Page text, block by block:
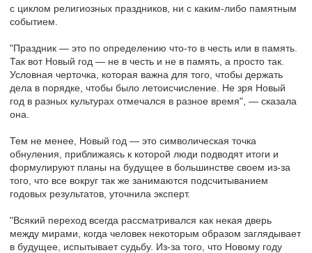
с циклом религиозных праздников, ни с каким-либо памятным
событием.
"Праздник — это по определению что-то в честь или в память.
Так вот Новый год — не в честь и не в память, а просто так.
Условная черточка, которая важна для того, чтобы держать
дела в порядке, чтобы было летоисчисление. Не зря Новый
год в разных культурах отмечался в разное время", — сказала
она.
Тем не менее, Новый год — это символическая точка
обнуления, приближаясь к которой люди подводят итоги и
формулируют планы на будущее в большинстве своем из-за
того, что все вокруг так же занимаются подсчитыванием
годовых результатов, уточнила эксперт.
"Всякий переход всегда рассматривался как некая дверь
между мирами, когда человек некоторым образом заглядывает
в будущее, испытывает судьбу. Из-за того, что Новому году